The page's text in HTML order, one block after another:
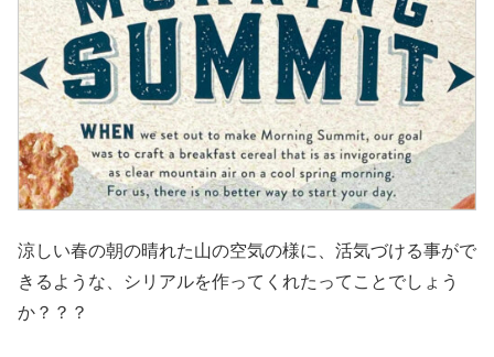
涼しい春の朝の晴れた山の空気の様に、活気づける事がで
きるような、シリアルを作ってくれたってことでしょう
か？？？